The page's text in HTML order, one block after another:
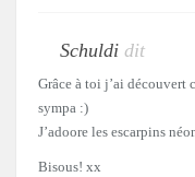
Schuldi dit
Grâce à toi j’ai découvert
sympa :)
J’adoore les escarpins
Bisous! xx